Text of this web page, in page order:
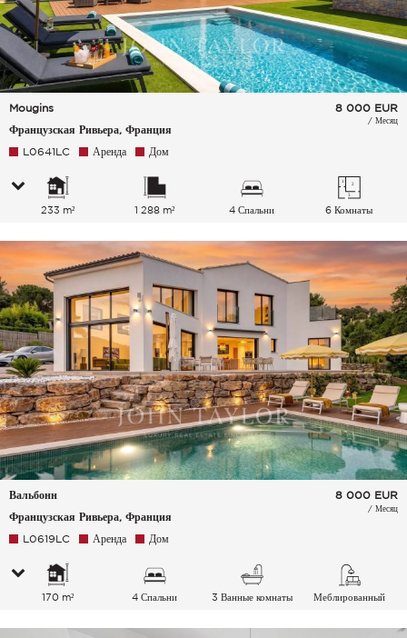
Mougins
Французская Ривьера, Франция
8 000 EUR
/ Месяц
L0641LC Аренда Дом
233 m² 1 288 m² 4 Спальни 6 Комнаты
Вальбонн
Французская Ривьера, Франция
8 000 EUR
/ Месяц
L0619LC Аренда Дом
170 m² 4 Спальни 3 Ванные комнаты Меблированный